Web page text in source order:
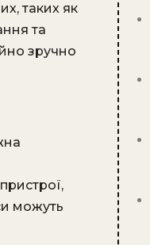
таких як
та
зручно
можуть